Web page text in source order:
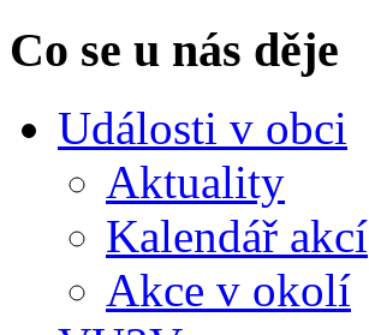
Co se u nás děje
Události v obci
Aktuality
Kalendář akcí
Akce v okolí